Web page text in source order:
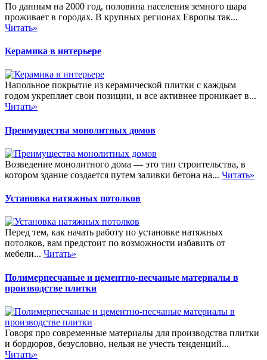
По данным на 2000 год, половина населения земного шара
проживает в городах. В крупных регионах Европы так...
Читать»
Керамика в интерьере
Напольное покрытие из керамической плитки с каждым
годом укрепляет свои позиции, и все активнее проникает в...
Читать»
Преимущества монолитных домов
Возведение монолитного дома — это тип строительства, в
котором здание создается путем заливки бетона на... Читать»
Установка натяжных потолков
Перед тем, как начать работу по установке натяжных
потолков, вам предстоит по возможности избавить от
мебели... Читать»
Полимерпесчаные и цементно-песчаные материалы в
производстве плитки
Говоря про современные материалы для производства плитки
и бордюров, безусловно, нельзя не учесть тенденций...
Читать»